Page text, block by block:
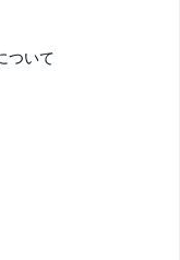
ついて